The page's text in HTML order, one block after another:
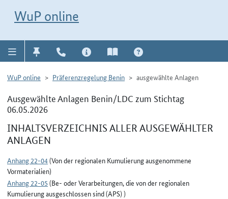
WuP online
WuP online Präferenzregelung Benin ausgewählte Anlagen
Ausgewählte Anlagen Benin/LDC zum Stichtag
06.05.2026
INHALTSVERZEICHNIS ALLER AUSGEWÄHLTER
ANLAGEN
Anhang 22-04(Von der regionalen Kumulierung ausgenommene
Vormaterialien)
Anhang 22-05 (Be- oder Verarbeitungen, die von der regionalen
Kumulierung ausgeschlossen sind (APS) )